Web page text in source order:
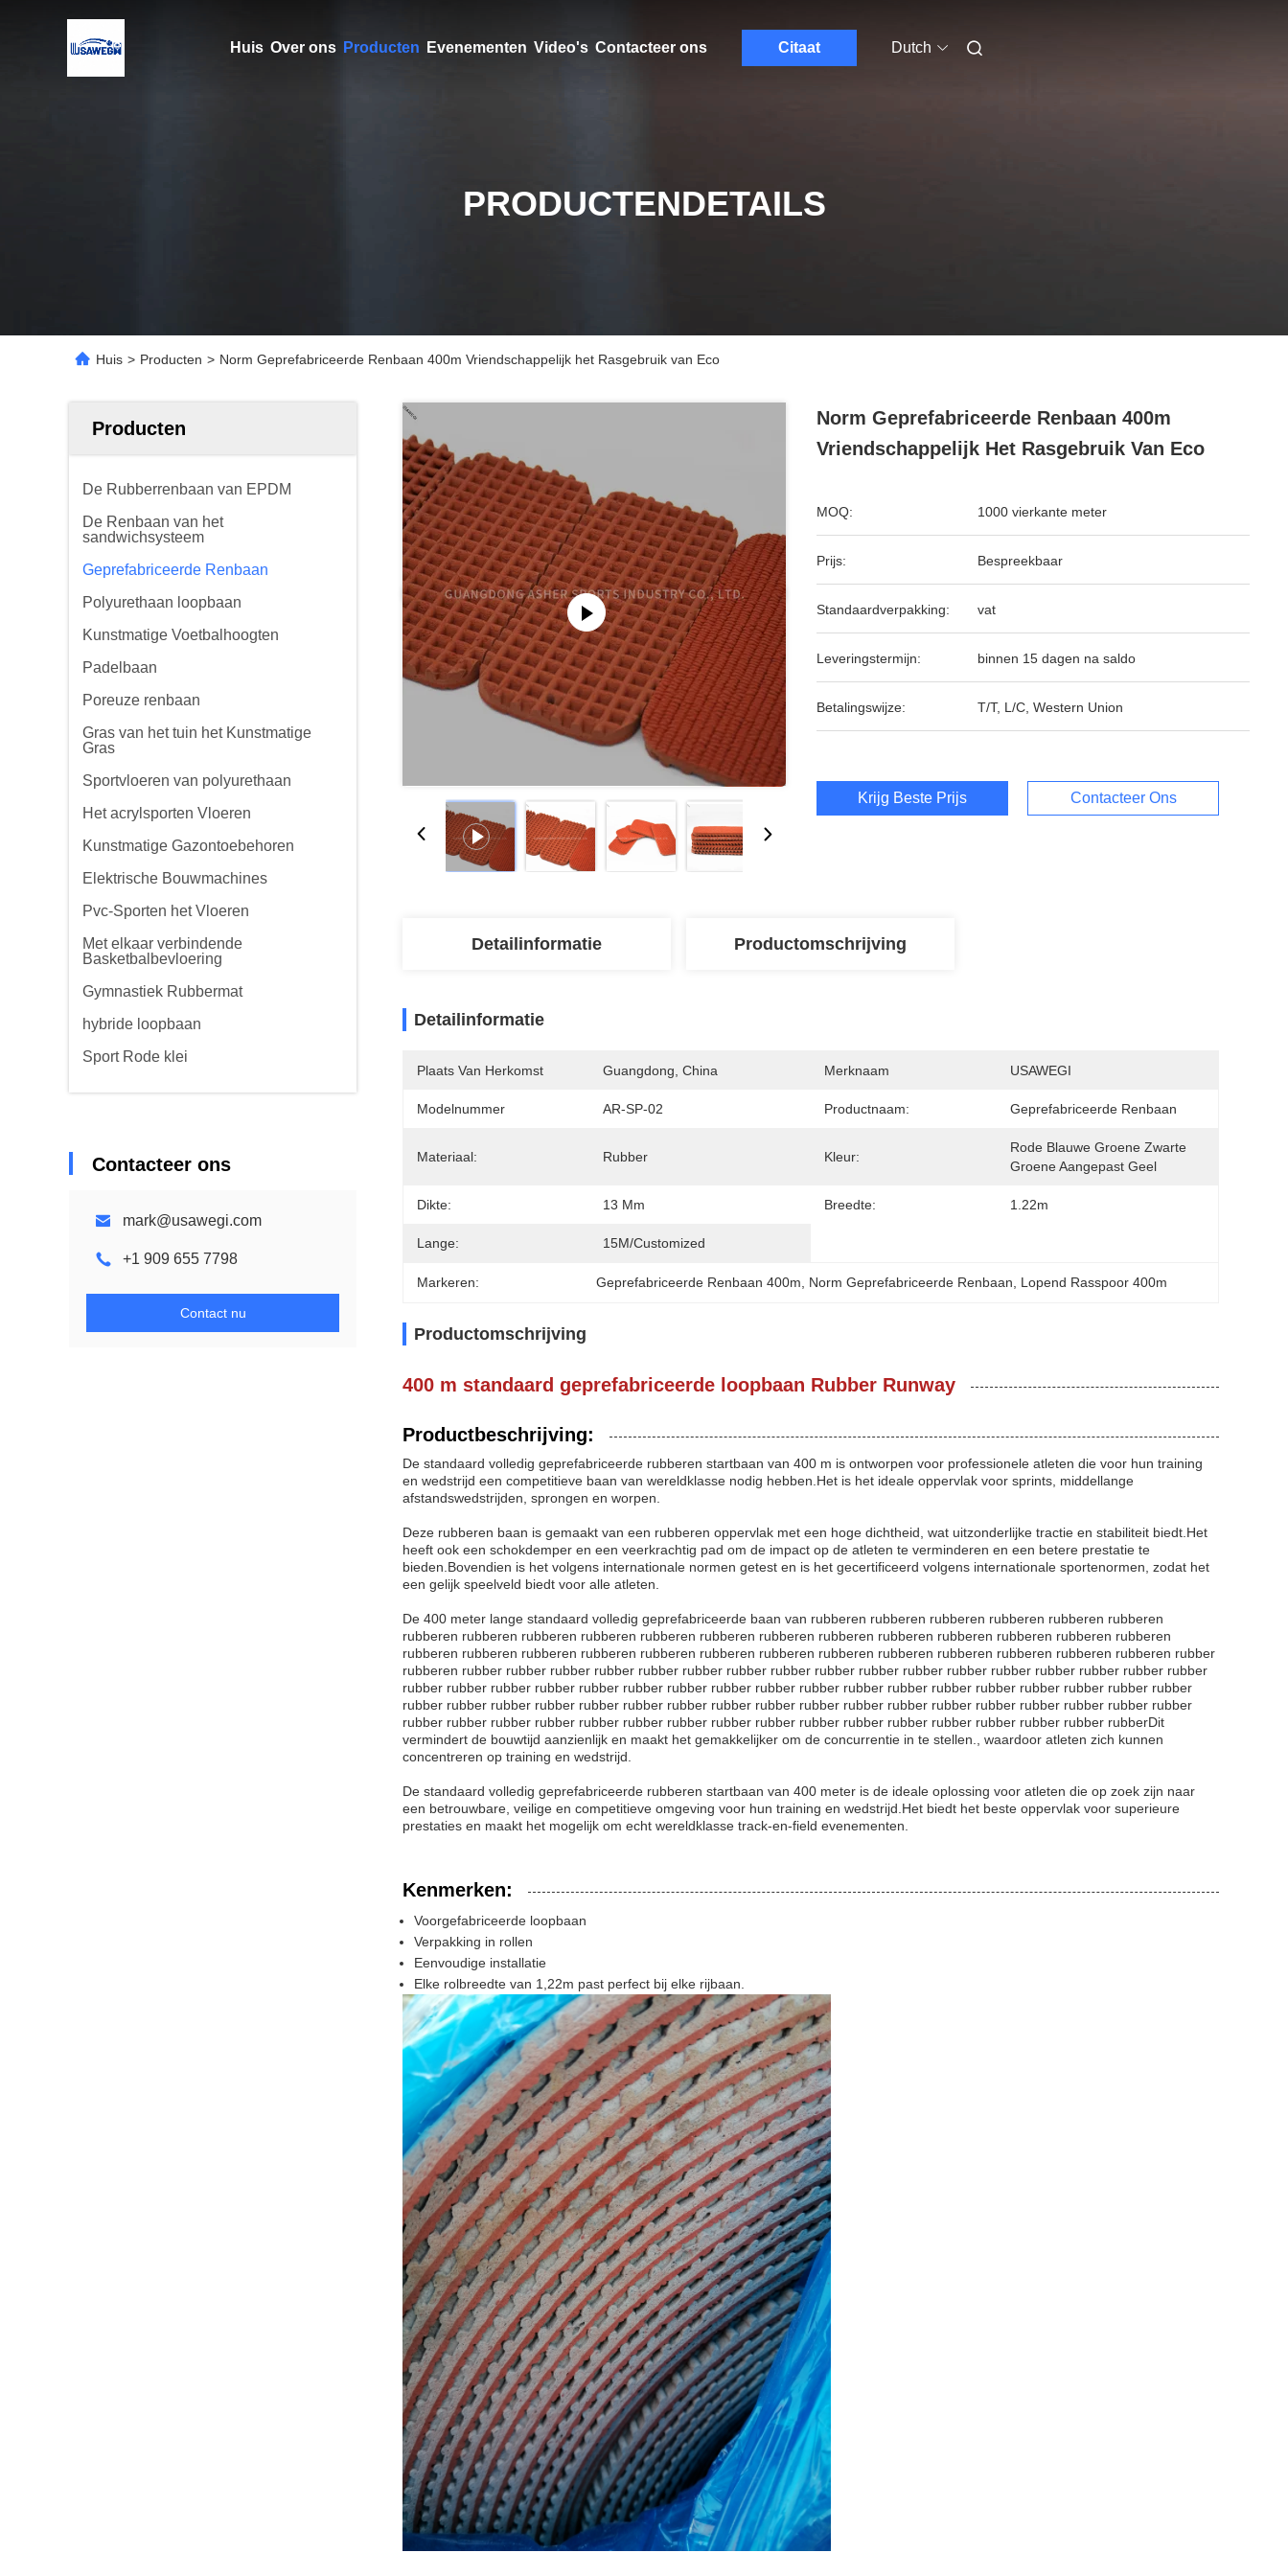
Huis Over ons Producten Evenementen Video's Contacteer ons Citaat Dutch
PRODUCTENDETAILS
Huis > Producten > Norm Geprefabriceerde Renbaan 400m Vriendschappelijk het Rasgebruik van Eco
Producten
De Rubberrenbaan van EPDM
De Renbaan van het
sandwichsysteem
Geprefabriceerde Renbaan
Polyurethaan loopbaan
Kunstmatige Voetbalhoogten
Padelbaan
Poreuze renbaan
Gras van het tuin het Kunstmatige
Gras
Sportvloeren van polyurethaan
Het acrylsporten Vloeren
Kunstmatige Gazontoebehoren
Elektrische Bouwmachines
Pvc-Sporten het Vloeren
Met elkaar verbindende
Basketbalbevloering
Gymnastiek Rubbermat
hybride loopbaan
Sport Rode klei
Contacteer ons
mark@usawegi.com
+1 909 655 7798
Contact nu
Norm Geprefabriceerde Renbaan 400m
Vriendschappelijk Het Rasgebruik Van Eco
MOQ: 1000 vierkante meter
Prijs: Bespreekbaar
Standaardverpakking: vat
Leveringstermijn: binnen 15 dagen na saldo
Betalingswijze: T/T, L/C, Western Union
Krijg Beste Prijs Contacteer Ons
Detailinformatie Productomschrijving
Detailinformatie
Plaats Van Herkomst Guangdong, China Merknaam USAWEGI
Modelnummer AR-SP-02 Productnaam: Geprefabriceerde Renbaan
Materiaal: Rubber Kleur:
Rode Blauwe Groene Zwarte
Groene Aangepast Geel
Dikte: 13 Mm Breedte: 1.22m
Lange: 15M/customized
Markeren: Geprefabriceerde Renbaan 400m Norm Geprefabriceerde Renbaan Lopend Rasspoor 400m
Productomschrijving
400 m standaard geprefabriceerde loopbaan Rubber Runway
Productbeschrijving:
De standaard volledig geprefabriceerde rubberen startbaan van 400 m is ontworpen voor professionele atleten die voor hun training
en wedstrijd een competitieve baan van wereldklasse nodig hebben.Het is het ideale oppervlak voor sprints, middellange
afstandswedstrijden, sprongen en worpen.
Deze rubberen baan is gemaakt van een rubberen oppervlak met een hoge dichtheid, wat uitzonderlijke tractie en stabiliteit biedt.Het
heeft ook een schokdemper en een veerkrachtig pad om de impact op de atleten te verminderen en een betere prestatie te
bieden.Bovendien is het volgens internationale normen getest en is het gecertificeerd volgens internationale sportenormen, zodat het
een gelijk speelveld biedt voor alle atleten.
De 400 meter lange standaard volledig geprefabriceerde baan van rubberen rubberen rubberen rubberen rubberen rubberen
rubberen rubberen rubberen rubberen rubberen rubberen rubberen rubberen rubberen rubberen rubberen rubberen rubberen
rubberen rubberen rubberen rubberen rubberen rubberen rubberen rubberen rubberen rubberen rubberen rubberen rubberen rubber
rubberen rubber rubber rubber rubber rubber rubber rubber rubber rubber rubber rubber rubber rubber rubber rubber rubber rubber
rubber rubber rubber rubber rubber rubber rubber rubber rubber rubber rubber rubber rubber rubber rubber rubber rubber rubber
rubber rubber rubber rubber rubber rubber rubber rubber rubber rubber rubber rubber rubber rubber rubber rubber rubber rubber
rubber rubber rubber rubber rubber rubber rubber rubber rubber rubber rubber rubber rubber rubber rubber rubber rubberDit
vermindert de bouwtijd aanzienlijk en maakt het gemakkelijker om de concurrentie in te stellen., waardoor atleten zich kunnen
concentreren op training en wedstrijd.
De standaard volledig geprefabriceerde rubberen startbaan van 400 meter is de ideale oplossing voor atleten die op zoek zijn naar
een betrouwbare, veilige en competitieve omgeving voor hun training en wedstrijd.Het biedt het beste oppervlak voor superieure
prestaties en maakt het mogelijk om echt wereldklasse track-en-field evenementen.
Kenmerken:
Voorgefabriceerde loopbaan
Verpakking in rollen
Eenvoudige installatie
Elke rolbreedte van 1,22m past perfect bij elke rijbaan.